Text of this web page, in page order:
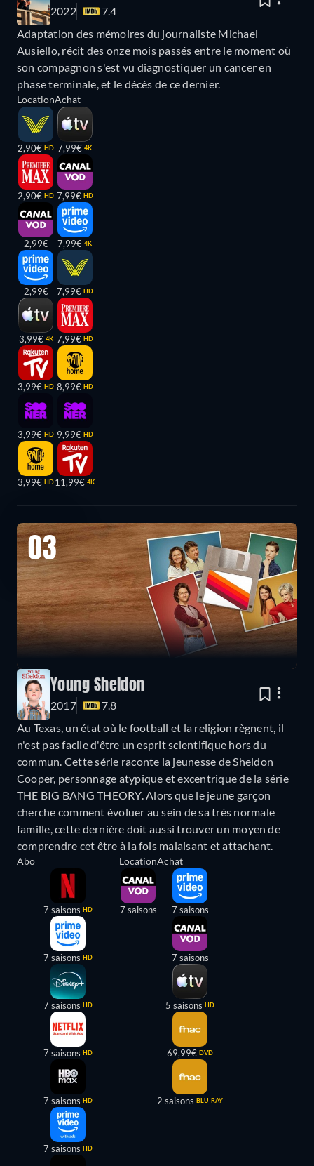
2022
7.4
Adaptation des mémoires du journaliste Michael
Ausiello, récit des onze mois passés entre le moment où
son compagnon s'est vu diagnostiquer un cancer en
phase terminale, et le décès de ce dernier.
Location
2,90€ HD
2,90€ HD
2,99€
2,99€
3,99€ 4K
3,99€ HD
3,99€ HD
3,99€ HD
Achat
7,99€ 4K
7,99€ HD
7,99€ 4K
7,99€ HD
7,99€ HD
8,99€ HD
9,99€ HD
11,99€ 4K
03
Young Sheldon
2017
7.8
Au Texas, un état où le football et la religion règnent, il
n'est pas facile d'être un esprit scientifique hors du
commun. Cette série raconte la jeunesse de Sheldon
Cooper, personnage atypique et excentrique de la série
THE BIG BANG THEORY. Alors que le jeune garçon
cherche comment évoluer au sein de sa très normale
famille, cette dernière doit aussi trouver un moyen de
comprendre cet être à la fois malaisant et attachant.
Abo
7 saisons HD
7 saisons HD
7 saisons HD
7 saisons HD
7 saisons HD
7 saisons HD
Location
7 saisons
Achat
7 saisons
7 saisons
5 saisons HD
69,99€ DVD
2 saisons BLU-RAY